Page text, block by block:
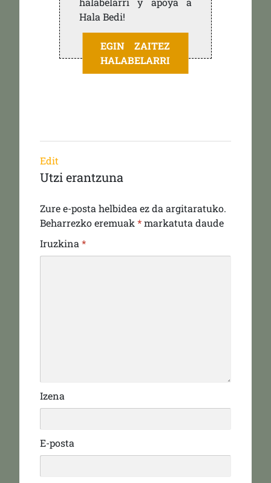
Hala Bedi!
EGIN ZAITEZ
HALABELARRI
Edit
Utzi erantzuna
Zure e-posta helbidea ez da argitaratuko.
Beharrezko eremuak *markatuta daude
Iruzkina *
Izena
E-posta